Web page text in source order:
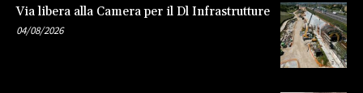
Via libera alla Camera per il Dl Infrastrutture
04/08/2026